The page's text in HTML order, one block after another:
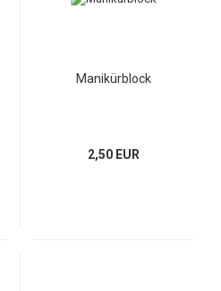
Manikürblock
2,50 EUR